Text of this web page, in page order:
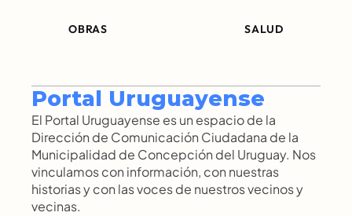
OBRAS SALUD
Portal Uruguayense
El Portal Uruguayense es un espacio de la
Dirección de Comunicación Ciudadana de la
Municipalidad de Concepción del Uruguay. Nos
vinculamos con información, con nuestras
historias y con las voces de nuestros vecinos y
vecinas.